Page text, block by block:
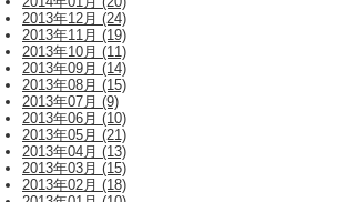
2013年12月 (24)
2013年11月 (19)
2013年10月 (11)
2013年09月 (14)
2013年08月 (15)
2013年07月 (9)
2013年06月 (10)
2013年05月 (21)
2013年04月 (13)
2013年03月 (15)
2013年02月 (18)